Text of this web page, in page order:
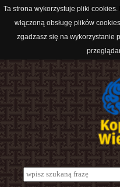
Ta strona wykorzystuje pliki
włączoną obsługę plików
zgadzasz się na wykorzystanie